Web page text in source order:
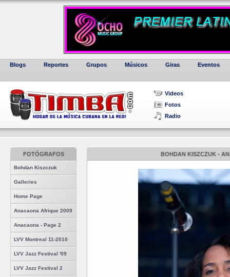
Blogs Reportes Grupos Músicos Giras Eventos
Videos
Fotos
Radio
FOTÓGRAFOS
Bohdan Kiszczuk
Galleries
Home Page
Anacaona Afrique 2009
Anacaona - Page 2
LVV Montreal 11-2010
LVV Jazz Festival '09
LVV Jazz Festival 2
BOHDAN KISZCZUK -